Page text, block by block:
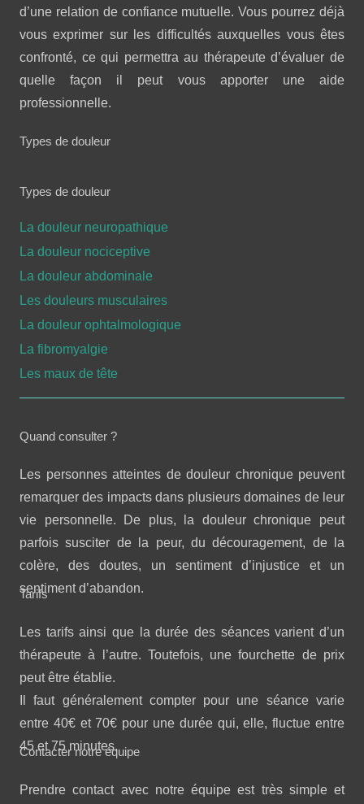
d’une relation de confiance mutuelle. Vous pourrez déjà
vous exprimer sur les difficultés auxquelles vous êtes
confronté, ce qui permettra au thérapeute d’évaluer de
quelle façon il peut vous apporter une aide
professionnelle.
Types de douleur
Types de douleur
La douleur neuropathique
La douleur nociceptive
La douleur abdominale
Les douleurs musculaires
La douleur ophtalmologique
La fibromyalgie
Les maux de tête
Quand consulter ?
Les personnes atteintes de douleur chronique peuvent
remarquer des impacts dans plusieurs domaines de leur
vie personnelle. De plus, la douleur chronique peut
parfois susciter de la peur, du découragement, de la
colère, des doutes, un sentiment d’injustice et un
sentiment d’abandon.
Tarifs
Les tarifs ainsi que la durée des séances varient d’un
thérapeute à l’autre. Toutefois, une fourchette de prix
peut être établie.
Il faut généralement compter pour une séance varie
entre 40€ et 70€ pour une durée qui, elle, fluctue entre
45 et 75 minutes.
Contacter notre équipe
Prendre contact avec notre équipe est très simple et